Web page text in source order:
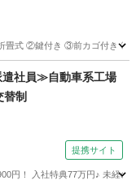
式 ②鍵付き ③前カゴ付き ④ラ
20インチ
社員≫自動車系工場
制
提携サイト
円！ 入社特典77万円♪ 未経